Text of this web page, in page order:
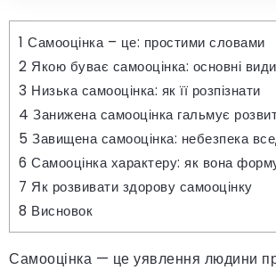
1 Самооцінка – це: простими словами
2 Якою буває самооцінка: основні види
3 Низька самооцінка: як її розпізнати
4 Занижена самооцінка гальмує
5 Завищена самооцінка: небезпека
6 Самооцінка характеру: як вона
7 Як розвивати здорову самооцінку
8 Висновок
Самооцінка — це уявлення людини